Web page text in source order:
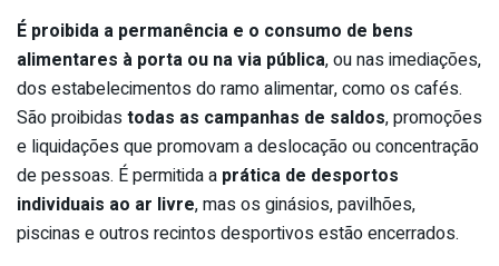
É proibida a permanência e o consumo de bens
alimentares à porta ou na via pública, ou nas imediações,
dos estabelecimentos do ramo alimentar, como os cafés.
São proibidastodas as campanhas de saldos, promoções
e liquidações que promovam a deslocação ou concentração
de pessoas. É permitida a prática de desportos
individuais ao ar livre, mas os ginásios, pavilhões,
piscinas e outros recintos desportivos estão encerrados.